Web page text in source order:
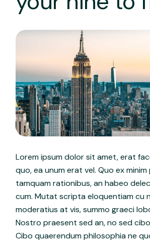
Lorem ipsum dolor sit amet, erat
quo, ea unum erat vel. Quo ex minim
tamquam rationibus, an habeo
cum. Mutat scripta eloquentiam cu
moderatius at vis, summo graeci
Nostro praesent sed an, no sed
Cibo quaerendum philosophia ne